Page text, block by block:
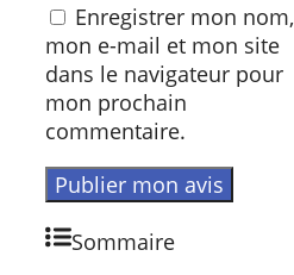
Enregistrer mon nom,
mon e-mail et mon site
dans le navigateur pour
mon prochain
commentaire.
Sommaire